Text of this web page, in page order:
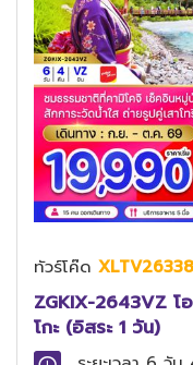
ทัวร์โค๊ด
ZGKIX-2643VZ โ
โกะ (อิสระ 1 วัน)